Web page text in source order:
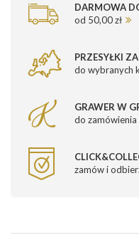
DARMOWA
od 50,00 zł
PRZESYŁKI
do wybranych
GRAWER W
do zamówienia
zamów i